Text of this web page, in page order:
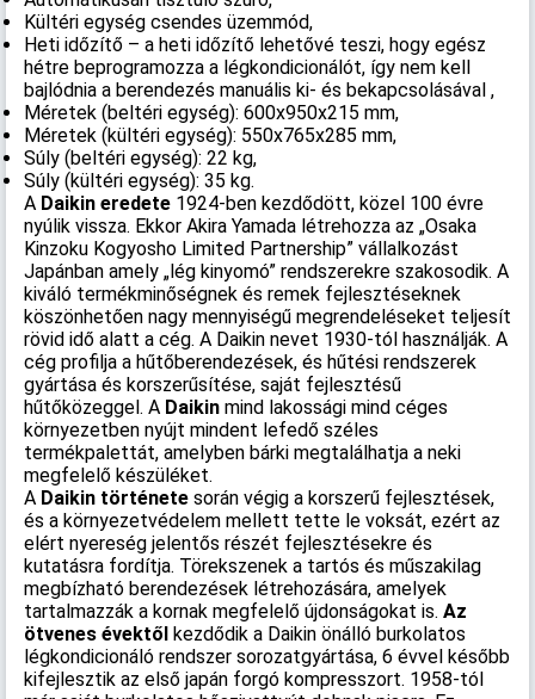
Kültéri egység csendes üzemmód,
Heti időzítő – a heti időzítő lehetővé teszi, hogy egész
hétre beprogramozza a légkondicionálót, így nem kell
bajlódnia a berendezés manuális ki- és bekapcsolásával ,
Méretek (beltéri egység): 600x950x215 mm,
Méretek (kültéri egység): 550x765x285 mm,
Súly (beltéri egység): 22 kg,
Súly (kültéri egység): 35 kg.
A Daikin eredete 1924-ben kezdődött, közel 100 évre
nyúlik vissza. Ekkor Akira Yamada létrehozza az „Osaka
Kinzoku Kogyosho Limited Partnership” vállalkozást
Japánban amely „lég kinyomó” rendszerekre szakosodik. A
kiváló termékminőségnek és remek fejlesztéseknek
köszönhetően nagy mennyiségű megrendeléseket teljesít
rövid idő alatt a cég. A Daikin nevet 1930-tól használják. A
cég profilja a hűtőberendezések, és hűtési rendszerek
gyártása és korszerűsítése, saját fejlesztésű
hűtőközeggel. A Daikin mind lakossági mind céges
környezetben nyújt mindent lefedő széles
termékpalettát, amelyben bárki megtalálhatja a neki
megfelelő készüléket.
A Daikin története során végig a korszerű fejlesztések,
és a környezetvédelem mellett tette le voksát, ezért az
elért nyereség jelentős részét fejlesztésekre és
kutatásra fordítja. Törekszenek a tartós és műszakilag
megbízható berendezések létrehozására, amelyek
tartalmazzák a kornak megfelelő újdonságokat is. Az
ötvenes évektől kezdődik a Daikin önálló burkolatos
légkondicionáló rendszer sorozatgyártása, 6 évvel később
kifejlesztik az első japán forgó kompresszort. 1958-tól